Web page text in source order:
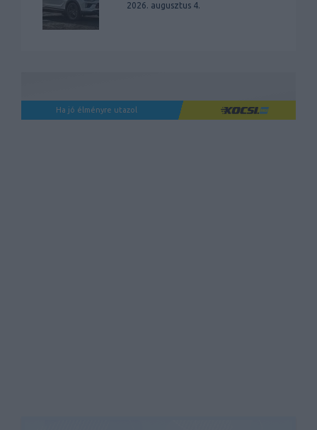
2026. augusztus 4.
Ha jó élményre utazol